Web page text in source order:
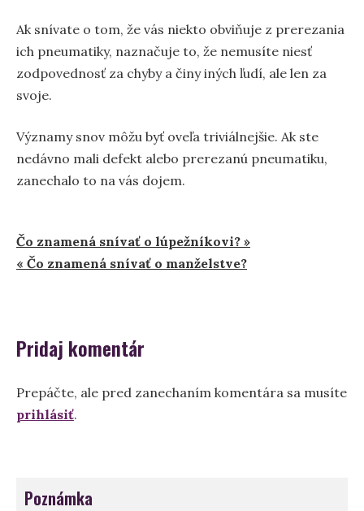
Ak snívate o tom, že vás niekto obviňuje z prerezania
ich pneumatiky, naznačuje to, že nemusíte niesť
zodpovednosť za chyby a činy iných ľudí, ale len za
svoje.
Významy snov môžu byť oveľa triviálnejšie. Ak ste
nedávno mali defekt alebo prerezanú pneumatiku,
zanechalo to na vás dojem.
Navigácia
v
Čo znamená snívať o lúpežníkovi? »
« Čo znamená snívať o manželstve?
Pridaj komentár
Prepáčte, ale pred zanechaním komentára sa musíte
prihlásiť.
Poznámka